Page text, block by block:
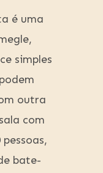
é uma
simples
outra
com
bate-